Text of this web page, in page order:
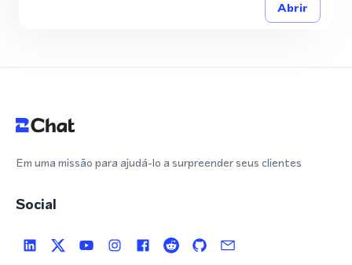
Abrir
Em uma missão para ajudá-lo a surpreender seus clientes
Social